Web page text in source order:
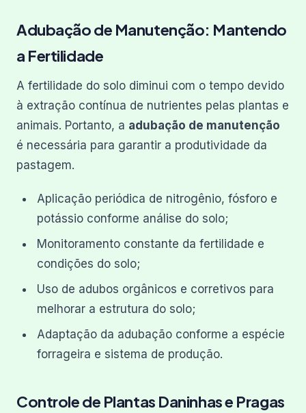
Adubação de Manutenção: Mantendo
a Fertilidade
A fertilidade do solo diminui com o tempo devido
à extração contínua de nutrientes pelas plantas e
animais. Portanto, a adubação de manutenção
é necessária para garantir a produtividade da
pastagem.
Aplicação periódica de nitrogênio, fósforo e
potássio conforme análise do solo;
Monitoramento constante da fertilidade e
condições do solo;
Uso de adubos orgânicos e corretivos para
melhorar a estrutura do solo;
Adaptação da adubação conforme a espécie
forrageira e sistema de produção.
Controle de Plantas Daninhas e Pragas